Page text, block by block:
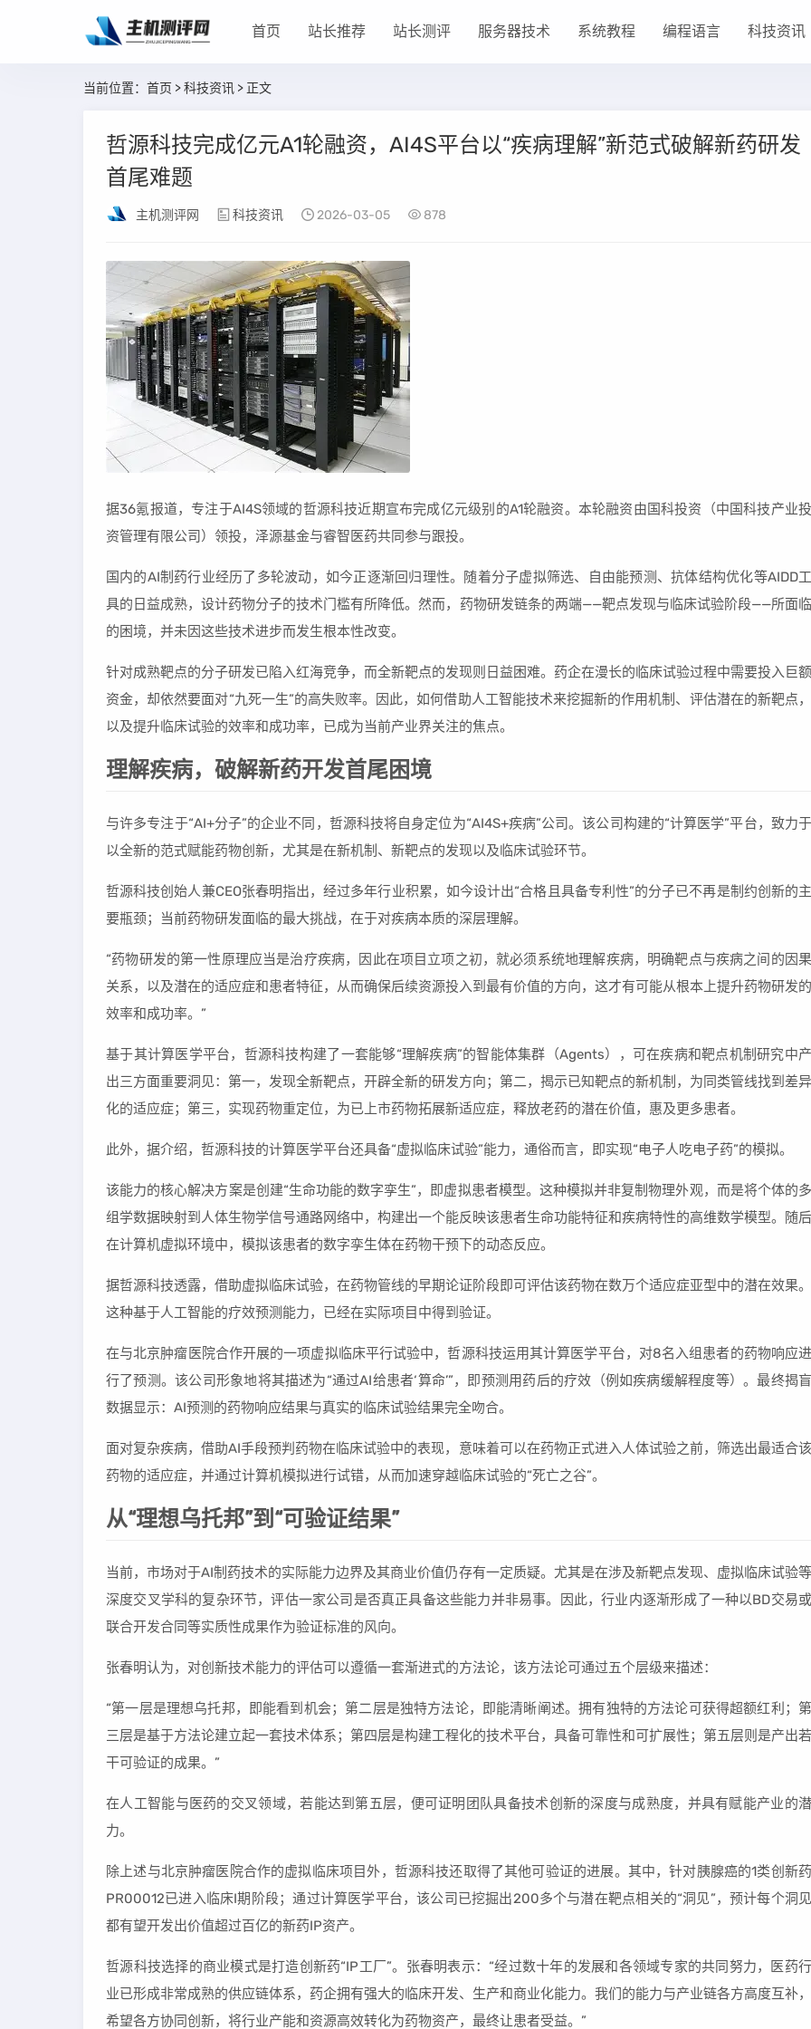
首页 站长推荐 站长测评 服务器技术 系统教程 编程语言 科技资讯
当前位置： 首页 >科技资讯 > 正文
哲源科技完成亿元A1轮融资，AI4S平台以“疾病理解”新范式破解新药研发
首尾难题
主机测评网 科技资讯 2026-03-05 878
据36氪报道，专注于AI4S领域的哲源科技近期宣布完成亿元级别的A1轮融资。本轮融资由国科投资（中国科技产业投
资管理有限公司）领投，泽源基金与睿智医药共同参与跟投。
国内的AI制药行业经历了多轮波动，如今正逐渐回归理性。随着分子虚拟筛选、自由能预测、抗体结构优化等AIDD工
具的日益成熟，设计药物分子的技术门槛有所降低。然而，药物研发链条的两端——靶点发现与临床试验阶段——所面临
的困境，并未因这些技术进步而发生根本性改变。
针对成熟靶点的分子研发已陷入红海竞争，而全新靶点的发现则日益困难。药企在漫长的临床试验过程中需要投入巨额
资金，却依然要面对“九死一生”的高失败率。因此，如何借助人工智能技术来挖掘新的作用机制、评估潜在的新靶点，
以及提升临床试验的效率和成功率，已成为当前产业界关注的焦点。
理解疾病，破解新药开发首尾困境
与许多专注于“AI+分子”的企业不同，哲源科技将自身定位为“AI4S+疾病”公司。该公司构建的“计算医学”平台，致力于
以全新的范式赋能药物创新，尤其是在新机制、新靶点的发现以及临床试验环节。
哲源科技创始人兼CEO张春明指出，经过多年行业积累，如今设计出“合格且具备专利性”的分子已不再是制约创新的主
要瓶颈；当前药物研发面临的最大挑战，在于对疾病本质的深层理解。
“药物研发的第一性原理应当是治疗疾病，因此在项目立项之初，就必须系统地理解疾病，明确靶点与疾病之间的因果
关系，以及潜在的适应症和患者特征，从而确保后续资源投入到最有价值的方向，这才有可能从根本上提升药物研发的
效率和成功率。”
基于其计算医学平台，哲源科技构建了一套能够“理解疾病”的智能体集群（Agents），可在疾病和靶点机制研究中产
出三方面重要洞见：第一，发现全新靶点，开辟全新的研发方向；第二，揭示已知靶点的新机制，为同类管线找到差异
化的适应症；第三，实现药物重定位，为已上市药物拓展新适应症，释放老药的潜在价值，惠及更多患者。
此外，据介绍，哲源科技的计算医学平台还具备“虚拟临床试验”能力，通俗而言，即实现“电子人吃电子药”的模拟。
该能力的核心解决方案是创建“生命功能的数字孪生”，即虚拟患者模型。这种模拟并非复制物理外观，而是将个体的多
组学数据映射到人体生物学信号通路网络中，构建出一个能反映该患者生命功能特征和疾病特性的高维数学模型。随后
在计算机虚拟环境中，模拟该患者的数字孪生体在药物干预下的动态反应。
据哲源科技透露，借助虚拟临床试验，在药物管线的早期论证阶段即可评估该药物在数万个适应症亚型中的潜在效果。
这种基于人工智能的疗效预测能力，已经在实际项目中得到验证。
在与北京肿瘤医院合作开展的一项虚拟临床平行试验中，哲源科技运用其计算医学平台，对8名入组患者的药物响应进
行了预测。该公司形象地将其描述为“通过AI给患者‘算命’”，即预测用药后的疗效（例如疾病缓解程度等）。最终揭盲
数据显示：AI预测的药物响应结果与真实的临床试验结果完全吻合。
面对复杂疾病，借助AI手段预判药物在临床试验中的表现，意味着可以在药物正式进入人体试验之前，筛选出最适合该
药物的适应症，并通过计算机模拟进行试错，从而加速穿越临床试验的“死亡之谷”。
从“理想乌托邦”到“可验证结果”
当前，市场对于AI制药技术的实际能力边界及其商业价值仍存有一定质疑。尤其是在涉及新靶点发现、虚拟临床试验等
深度交叉学科的复杂环节，评估一家公司是否真正具备这些能力并非易事。因此，行业内逐渐形成了一种以BD交易或
联合开发合同等实质性成果作为验证标准的风向。
张春明认为，对创新技术能力的评估可以遵循一套渐进式的方法论，该方法论可通过五个层级来描述：
“第一层是理想乌托邦，即能看到机会；第二层是独特方法论，即能清晰阐述。拥有独特的方法论可获得超额红利；第
三层是基于方法论建立起一套技术体系；第四层是构建工程化的技术平台，具备可靠性和可扩展性；第五层则是产出若
干可验证的成果。”
在人工智能与医药的交叉领域，若能达到第五层，便可证明团队具备技术创新的深度与成熟度，并具有赋能产业的潜
力。
除上述与北京肿瘤医院合作的虚拟临床项目外，哲源科技还取得了其他可验证的进展。其中，针对胰腺癌的1类创新药
PR00012已进入临床I期阶段；通过计算医学平台，该公司已挖掘出200多个与潜在靶点相关的“洞见”，预计每个洞见
都有望开发出价值超过百亿的新药IP资产。
哲源科技选择的商业模式是打造创新药“IP工厂”。张春明表示：“经过数十年的发展和各领域专家的共同努力，医药行
业已形成非常成熟的供应链体系，药企拥有强大的临床开发、生产和商业化能力。我们的能力与产业链各方高度互补，
希望各方协同创新，将行业产能和资源高效转化为药物资产，最终让患者受益。”